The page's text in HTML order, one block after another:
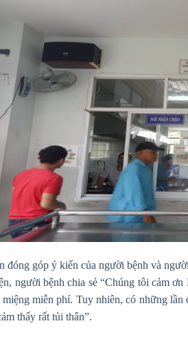
đóng góp ý kiến của người bệnh và
người bệnh chia sẻ “Chúng tôi cảm
miệng miễn phí. Tuy nhiên, có những
thấy rất tủi thân”.